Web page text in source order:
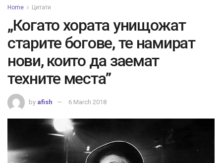
Home Цитати
„Когато хората унищожат
старите богове, те намират
нови, които да заемат
техните места”
by afish 6 March 2018